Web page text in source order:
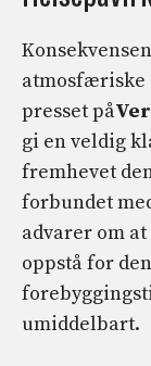
atmosfæriske
presset på
gi en veldig
fremhevet
forbundet
advarer om at
oppstå for
umiddelbart.